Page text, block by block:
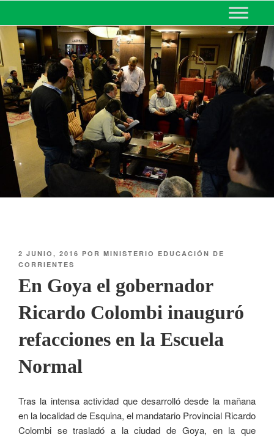
MINISTERIO DE EDUCACIÓN
DE CORRIENTES
2 JUNIO, 2016 POR MINISTERIO EDUCACIÓN DE
CORRIENTES
En Goya el gobernador
Ricardo Colombi inauguró
refacciones en la Escuela
Normal
Tras la intensa actividad que desarrolló desde la mañana
en la localidad de Esquina, el mandatario Provincial Ricardo
Colombi se trasladó a la ciudad de Goya, en la que